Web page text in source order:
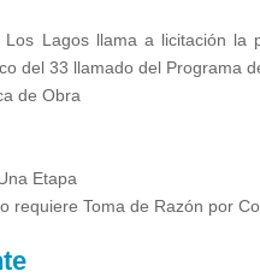
Lagos llama a licitación la
del 33 llamado del Programa
de Obra
Etapa
requiere Toma de Razón por